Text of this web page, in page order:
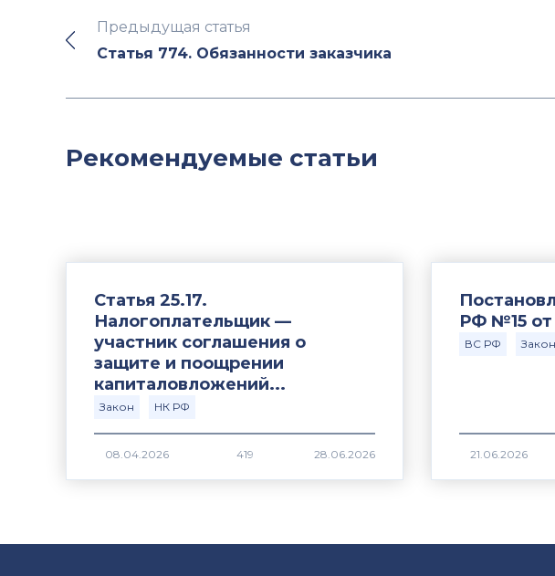
Предыдущая статья
Статья 774. Обязанности заказчика
Рекомендуемые статьи
Статья 25.17.
Налогоплательщик —
участник соглашения о
защите и поощрении
капиталовложений...
Закон НК РФ
419
РФ №15 от
ВС РФ Закон